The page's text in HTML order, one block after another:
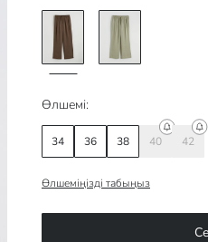
Өлшемі:
34 36 38 40 42
Өлшеміңізді табыңыз